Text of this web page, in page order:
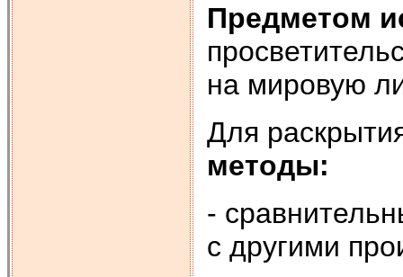
Предметом
на мировую
Для
методы:
-
с другими